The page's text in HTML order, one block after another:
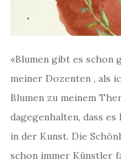
«Blumen gibt es schon
meiner Dozenten , als
Blumen zu meinem
dagegenhalten, dass es
in der Kunst. Die
schon immer Künstler